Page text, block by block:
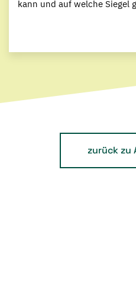
kann und auf welche Siegel
zurück zu